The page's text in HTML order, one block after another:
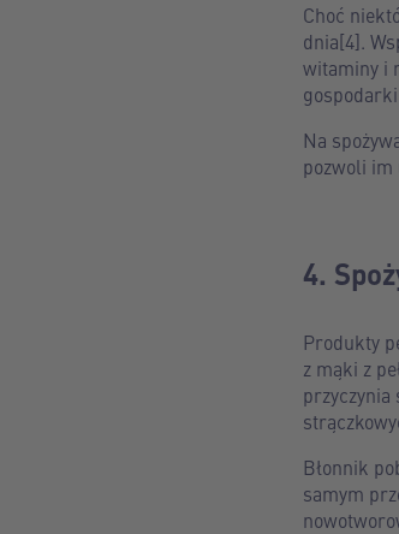
Choć
dnia[4].
witaminy i
Na
pozwoli
4.
Produkty
z mąki z
przyczynia
Błonnik
samym